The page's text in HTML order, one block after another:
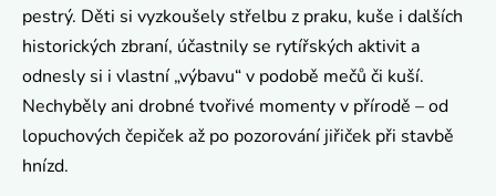
pestrý. Děti si vyzkoušely střelbu z praku, kuše i dalších
historických zbraní, účastnily se rytířských aktivit a
odnesly si i vlastní „výbavu“ v podobě mečů či kuší.
Nechyběly ani drobné tvořivé momenty v přírodě – od
lopuchových čepiček až po pozorování jiřiček při stavbě
hnízd.